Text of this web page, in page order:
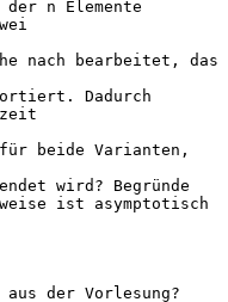
n Elemente
nach bearbeitet, das
Dadurch
beide Varianten,
wird? Begründe
ist asymptotisch
der Vorlesung?